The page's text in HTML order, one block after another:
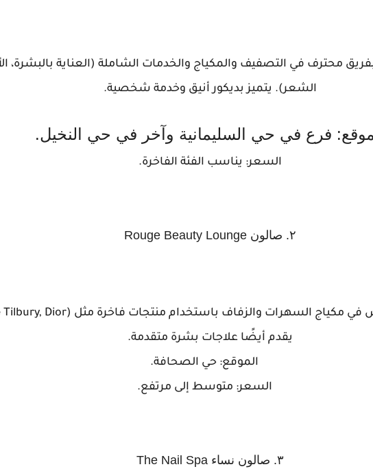
محترف في التصفيف والمكياج والخدمات الشاملة (العناية بالبشرة،
الشعر). يتميز بديكور أنيق وخدمة شخصية.
فرع في حي السليمانية وآخر في حي النخيل.
السعر: يناسب الفئة الفاخرة.
٢. صالون Rouge Beauty Lounge
يقدم أيضًا علاجات بشرة متقدمة.
الموقع: حي الصحافة.
السعر: متوسط إلى مرتفع.
٣. صالون نساء The Nail Spa